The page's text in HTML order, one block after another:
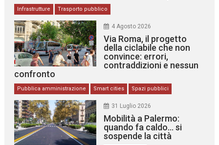
Infrastrutture Trasporto pubblico
4 Agosto 2026
Via Roma, il progetto
della ciclabile che non
convince: errori,
contraddizioni e nessun
confronto
Pubblica amministrazione Smart cities Spazi pubblici
31 Luglio 2026
Mobilità a Palermo:
quando fa caldo… si
sospende la città